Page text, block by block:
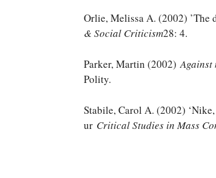
Orlie, Melissa A. (2002) ’The
& Social Criticism28: 4.
Parker, Martin (2002)Against
Polity.
Stabile, Carol A. (2002)
ur Critical Studies in Mass